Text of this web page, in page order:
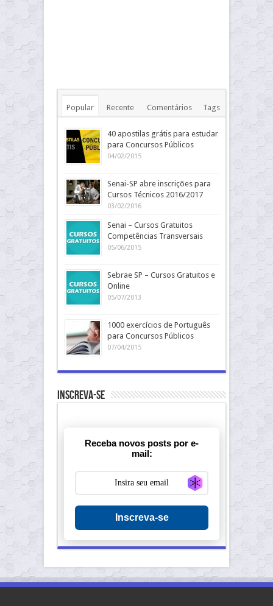
Popular Recente Comentários Tags
40 apostilas grátis para estudar
para Concursos Públicos
04/02/2015
Senai-SP abre inscrições para
Cursos Técnicos 2016/2017
03/02/2016
Senai – Cursos Gratuitos
Competências Transversais
05/06/2015
Sebrae SP – Cursos Gratuitos e
Online
05/07/2013
1000 exercícios de Português
para Concursos Públicos
07/04/2015
Inscreva-se
Receba novos posts por e-
mail:
Inscreva-se